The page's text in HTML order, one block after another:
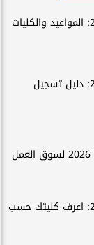
تنسيق المرحلة الثانية 2026: المواعيد والكليات
تنسيق المرحلة الثانية 2026: دليل تسجيل
تنسيق المرحلة الثانية 2026: اعرف كليتك حسب